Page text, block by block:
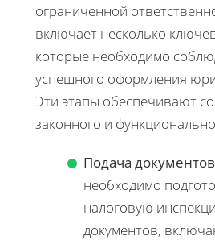
ограниченной
включает несколько
которые необходимо
успешного оформления
Эти этапы обеспечивают
законного и
Подача
необходимо
налоговую
документов,